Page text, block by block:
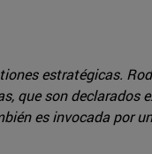
estratégicas.
que son declarados
es invocada por